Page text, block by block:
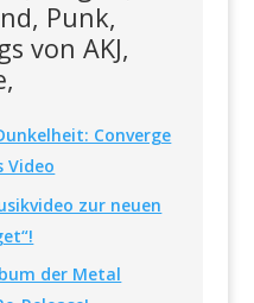
Punk,
von AKJ,
Converge
Video
zur neuen
der Metal